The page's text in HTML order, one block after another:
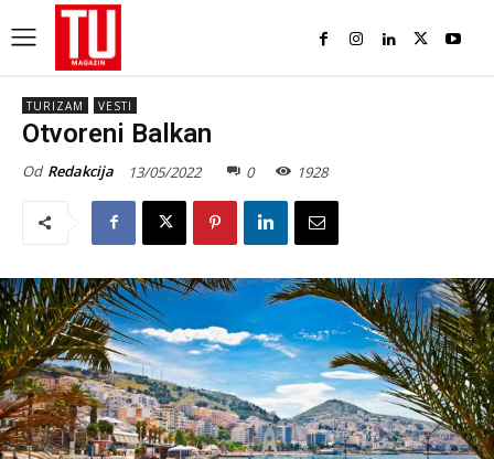
TURIZAM VESTI
Otvoreni Balkan
Od Redakcija 13/05/2022 0 1928